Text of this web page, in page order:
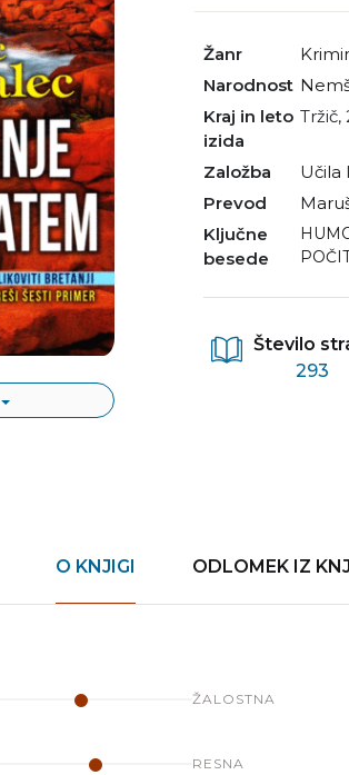
Žanr
Narodnost
Kraj in leto
izida
Založba
Učila
Prevod
Ključne
besede
Število
293
O KNJIGI ODLOMEK IZ
ŽALOSTNA
RESNA